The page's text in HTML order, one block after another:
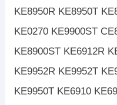
KE8950R KE8950T
KE0270 KE9900ST
KE8900ST KE6912R
KE9952R KE9952T
KE9950T KE6910